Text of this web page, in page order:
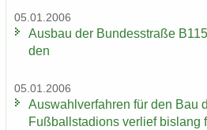
05.01.2006
Aus­bau der Bun­des­stra­ße
den
05.01.2006
Aus­wahl­ver­fah­ren für den Bau
Fuß­ball­sta­di­ons ver­lief bis­lang